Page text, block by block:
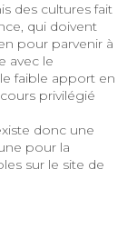
des cultures fait
qui doivent
pour parvenir à
avec le
faible apport en
privilégié
donc une
pour la
sur le site de